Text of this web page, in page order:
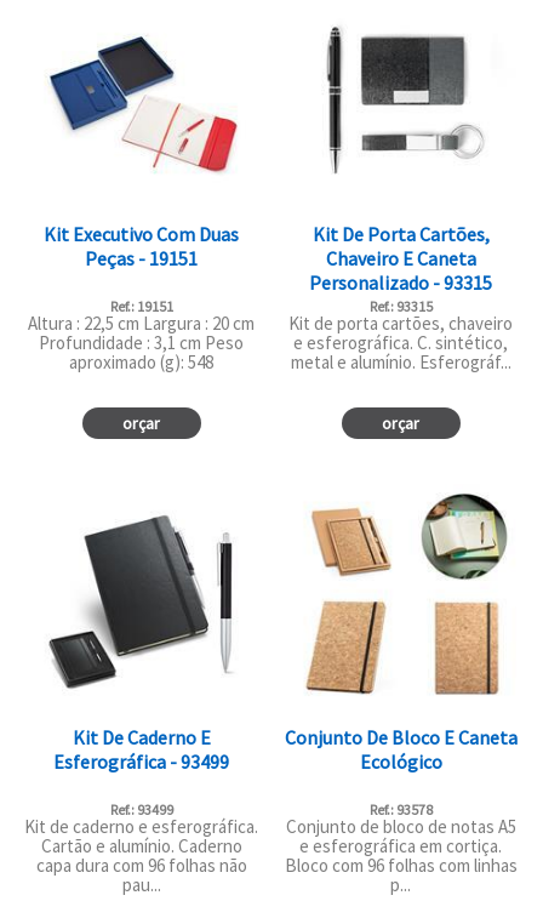
Kit Executivo Com Duas
Peças - 19151
Ref.: 19151
Altura : 22,5 cm Largura : 20 cm
Profundidade : 3,1 cm Peso
aproximado (g): 548
orçar
Kit De Porta Cartões,
Chaveiro E Caneta
Personalizado - 93315
Ref.: 93315
Kit de porta cartões, chaveiro
e esferográfica. C. sintético,
metal e alumínio. Esferográf...
orçar
Kit De Caderno E
Esferográfica - 93499
Ref.: 93499
Kit de caderno e esferográfica.
Cartão e alumínio. Caderno
capa dura com 96 folhas não
pau...
Conjunto De Bloco E Caneta
Ecológico
Ref.: 93578
Conjunto de bloco de notas A5
e esferográfica em cortiça.
Bloco com 96 folhas com linhas
p...